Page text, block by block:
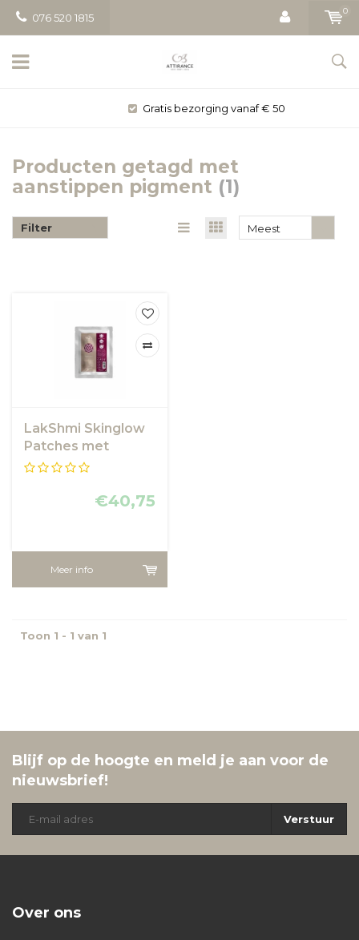
076 520 1815
0
Gratis bezorging vanaf € 50
Producten getagd met
aanstippen pigment (1)
Filter
Meest
LakShmi Skinglow
Patches met
Arbutin - Anti
€40,75
Meer info
Toon 1 - 1 van 1
Blijf op de hoogte en meld je aan voor de
nieuwsbrief!
Verstuur
Over ons